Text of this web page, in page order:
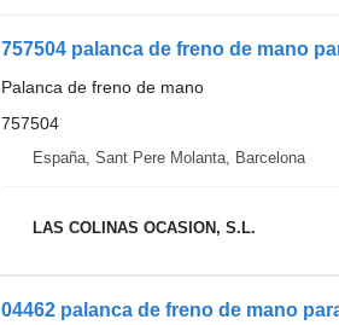
757504 palanca de freno de mano
Palanca de freno de mano
757504
España, Sant Pere Molanta, Barcelona
LAS COLINAS OCASION, S.L.
04462 palanca de freno de mano